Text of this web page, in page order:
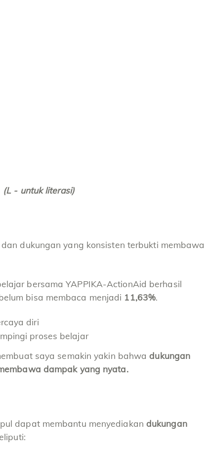
(L - untuk literasi)
dukungan yang konsisten terbukti membawa
bersama YAPPIKA-ActionAid berhasil
bisa membaca menjadi 11,63%.
diri
proses belajar
saya semakin yakin bahwa dukungan
dampak yang nyata.
dapat membantu menyediakan dukungan